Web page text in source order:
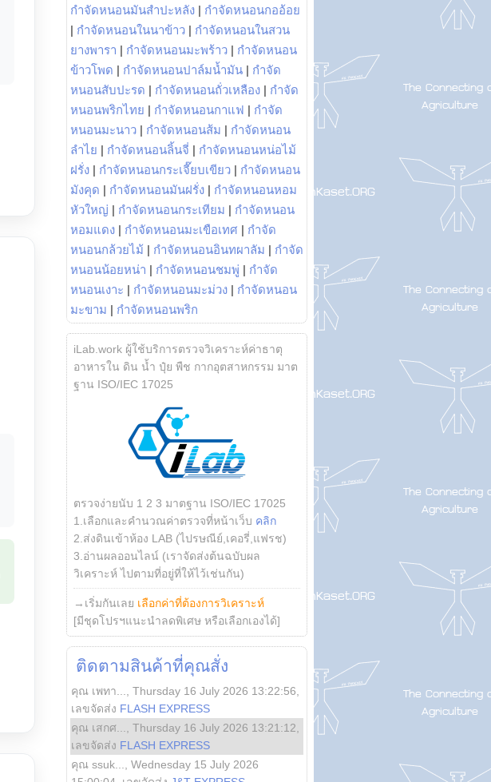
กำจัดหนอนมันสำปะหลัง | กำจัดหนอนกออ้อย
| กำจัดหนอนในนาข้าว | กำจัดหนอนในสวน
ยางพารา | กำจัดหนอนมะพร้าว | กำจัดหนอน
ข้าวโพด | กำจัดหนอนปาล์มน้ำมัน | กำจัด
หนอนสับปะรด | กำจัดหนอนถั่วเหลือง | กำจัด
หนอนพริกไทย | กำจัดหนอนกาแฟ | กำจัด
หนอนมะนาว | กำจัดหนอนส้ม | กำจัดหนอน
ลำไย | กำจัดหนอนลิ้นจี่ | กำจัดหนอนหน่อไม้
ฝรั่ง | กำจัดหนอนกระเจี๊ยบเขียว | กำจัดหนอน
มังคุด | กำจัดหนอนมันฝรั่ง | กำจัดหนอนหอม
หัวใหญ่ | กำจัดหนอนกระเทียม | กำจัดหนอน
หอมแดง | กำจัดหนอนมะเขือเทศ | กำจัด
หนอนกล้วยไม้ | กำจัดหนอนอินทผาลัม | กำจัด
หนอนน้อยหน่า | กำจัดหนอนชมพู่ | กำจัด
หนอนเงาะ | กำจัดหนอนมะม่วง | กำจัดหนอน
มะขาม | กำจัดหนอนพริก
iLab.work ผู้ใช้บริการตรวจวิเคราะห์ค่าธาตุ
อาหารใน ดิน น้ำ ปุ๋ย พืช กากอุตสาหกรรม มาต
ฐาน ISO/IEC 17025
ตรวจง่ายนับ 1 2 3 มาตฐาน ISO/IEC 17025
1.เลือกและคำนวณค่าตรวจที่หน้าเว็บ คลิก
2.ส่งดินเข้าห้อง LAB (ไปรษณีย์,เคอรี่,แฟรช)
3.อ่านผลออนไลน์ (เราจัดส่งต้นฉบับผล
วิเคราะห์ ไปตามที่อยู่ที่ให้ไว้เช่นกัน)
→เริ่มกันเลย เลือกค่าที่ต้องการวิเคราะห์
[มีชุดโปรฯแนะนำลดพิเศษ หรือเลือกเองได้]
ติดตามสินค้าที่คุณสั่ง
คุณ เพทา... Thursday 16 July 2026 13:22:56
เลขจัดส่ง FLASH EXPRESS
คุณ เสกศ...
Thursday 16 July 2026 13:21:12
เลขจัดส่ง FLASH EXPRESS
คุณ ssuk...
Wednesday 15 July 2026